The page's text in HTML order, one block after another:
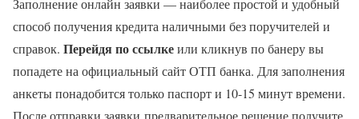
Заполнение онлайн заявки — наиболее простой и удобный
способ получения кредита наличными без поручителей и
справок. Перейдя по ссылкеили кликнув по банеру вы
попадете на официальный сайт ОТП банка. Для заполнения
анкеты понадобится только паспорт и 10-15 минут времени.
После отправки заявки предварительное решение получите